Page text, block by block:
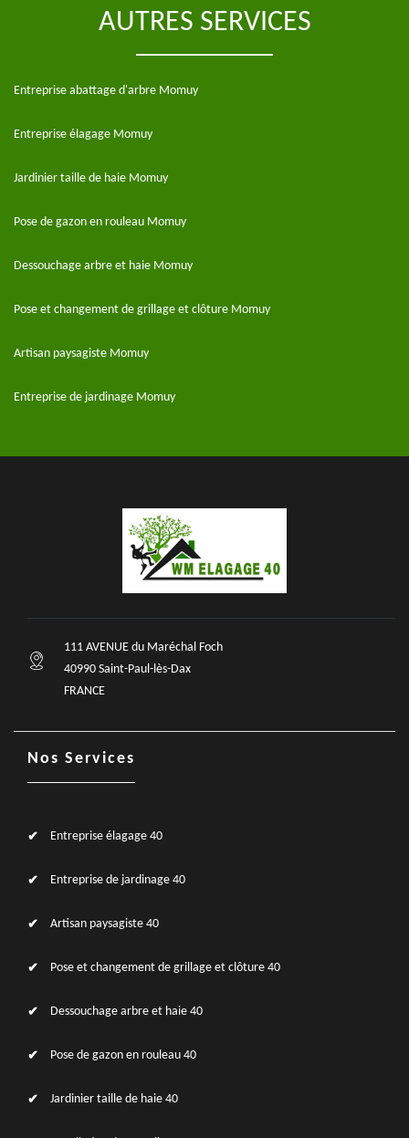
AUTRES SERVICES
Entreprise abattage d'arbre Momuy
Entreprise élagage Momuy
Jardinier taille de haie Momuy
Pose de gazon en rouleau Momuy
Dessouchage arbre et haie Momuy
Pose et changement de grillage et clôture Momuy
Artisan paysagiste Momuy
Entreprise de jardinage Momuy
111 AVENUE du Maréchal Foch
40990 Saint-Paul-lès-Dax
FRANCE
Nos Services
Entreprise élagage 40
Entreprise de jardinage 40
Artisan paysagiste 40
Pose et changement de grillage et clôture 40
Dessouchage arbre et haie 40
Pose de gazon en rouleau 40
Jardinier taille de haie 40